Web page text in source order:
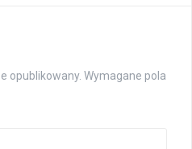
opublikowany. Wymagane pola